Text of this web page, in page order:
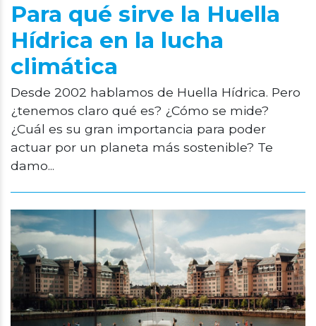
Para qué sirve la Huella
Hídrica en la lucha
climática
Desde 2002 hablamos de Huella Hídrica. Pero
¿tenemos claro qué es? ¿Cómo se mide?
¿Cuál es su gran importancia para poder
actuar por un planeta más sostenible? Te
damo...